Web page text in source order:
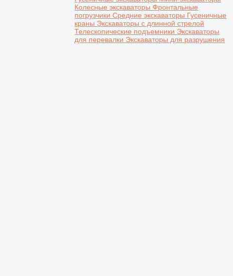
Колесные экскаваторыФронтальные
погрузчикиСредние экскаваторы Гусеничные
краны Экскаваторы с длинной стрелой
Телескопические подъемники Экскаваторы
для перевалки Экскаваторы для разрушения